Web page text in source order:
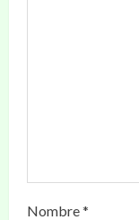
Nombre*